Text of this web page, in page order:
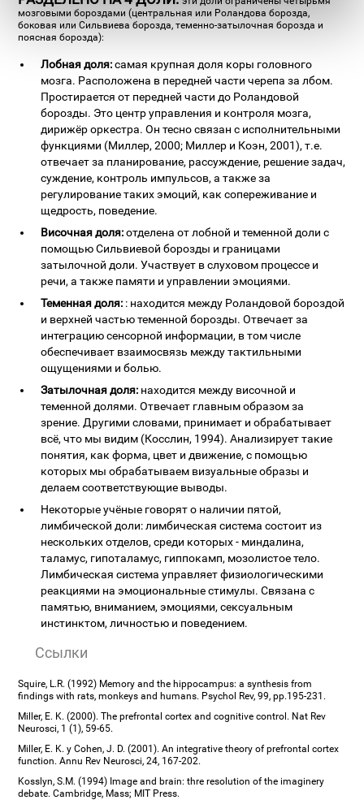
мозговыми бороздами (центральная или Роландова борозда,
боковая или Сильвиева борозда, теменно-затылочная борозда и
поясная борозда):
Лобная доля:самая крупная доля коры головного
мозга. Расположена в передней части черепа за лбом.
Простирается от передней части до Роландовой
борозды. Это центр управления и контроля мозга,
дирижёр оркестра. Он тесно связан с исполнительными
функциями (Миллер, 2000; Миллер и Коэн, 2001), т.е.
отвечает за планирование, рассуждение, решение задач,
суждение, контроль импульсов, а также за
регулирование таких эмоций, как сопереживание и
щедрость, поведение.
Височная доля:отделена от лобной и теменной доли с
помощью Сильвиевой борозды и границами
затылочной доли. Участвует в слуховом процессе и
речи, а также памяти и управлении эмоциями.
Теменная доля: : находится между Роландовой бороздой
и верхней частью теменной борозды. Отвечает за
интеграцию сенсорной информации, в том числе
обеспечивает взаимосвязь между тактильными
ощущениями и болью.
Затылочная доля: находится между височной и
теменной долями. Отвечает главным образом за
зрение. Другими словами, принимает и обрабатывает
всё, что мы видим (Косслин, 1994). Анализирует такие
понятия, как форма, цвет и движение, с помощью
которых мы обрабатываем визуальные образы и
делаем соответствующие выводы.
Некоторые учёные говорят о наличии пятой,
лимбической доли: лимбическая система состоит из
нескольких отделов, среди которых - миндалина,
таламус, гипоталамус, гиппокамп, мозолистое тело.
Лимбическая система управляет физиологическими
реакциями на эмоциональные стимулы. Связана с
памятью, вниманием, эмоциями, сексуальным
инстинктом, личностью и поведением.
Ссылки
Squire, L.R. (1992) Memory and the hippocampus: a synthesis from
findings with rats, monkeys and humans. Psychol Rev, 99, pp.195-231.
Miller, E. K. (2000). The prefrontal cortex and cognitive control. Nat Rev
Neurosci, 1 (1), 59-65.
Miller, E. K. y Cohen, J. D. (2001). An integrative theory of prefrontal cortex
function. Annu Rev Neurosci, 24, 167-202.
Kosslyn, S.M. (1994) Image and brain: thre resolution of the imaginery
debate. Cambridge, Mass; MIT Press.